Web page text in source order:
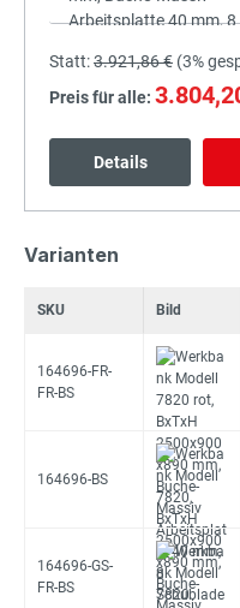
Statt:3.921,86 € (3%
Preis für alle:
Details
Varianten
SKU Bild
164696-FR-
FR-BS
164696-BS
164696-GS-
FR-BS